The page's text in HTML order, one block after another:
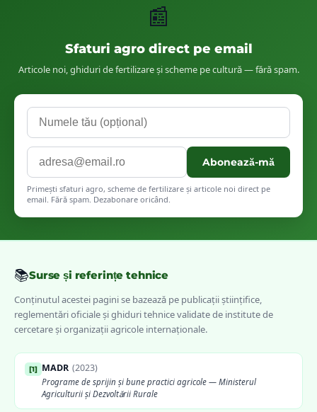
📰
Sfaturi agro direct pe email
Articole noi, ghiduri de fertilizare și scheme pe cultură — fără spam.
Abonează-mă
Primești sfaturi agro, scheme de fertilizare și articole noi direct pe
email. Fără spam. Dezabonare oricând.
📚Surse și referințe tehnice
Conținutul acestei pagini se bazează pe publicații științifice,
reglementări oficiale și ghiduri tehnice validate de institute de
cercetare și organizații agricole internaționale.
[1] MADR (2023)
Programe de sprijin și bune practici agricole — Ministerul
Agriculturii și Dezvoltării Rurale